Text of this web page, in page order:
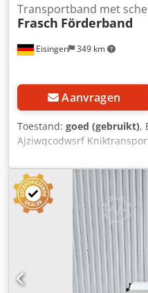
Eisingen 349 km
Transportband met
Frasch Förderband
Aanvragen
Toestand: goed (gebruikt),
Ajziwqcodwsrf
aangebouwde
aangietsel en delen.
Scheiden van delen met
Aandrijving via de
het glijplaatje d.m.v.
Veiligheidsslipkoppeling
(separator)
Transportbandbreedte:
Totale breedte: 600 mm
gewicht: 80 kg